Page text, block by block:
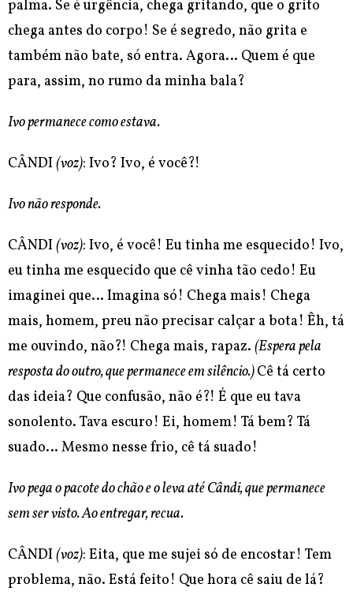
palma. Se é urgência, chega gritando, que o grito
chega antes do corpo! Se é segredo, não grita e
também não bate, só entra. Agora… Quem é que
para, assim, no rumo da minha bala?
Ivo permanece como estava.
CÂNDI (voz): Ivo? Ivo, é você?!
Ivo não responde.
CÂNDI (voz): Ivo, é você! Eu tinha me esquecido! Ivo,
eu tinha me esquecido que cê vinha tão cedo! Eu
imaginei que… Imagina só! Chega mais! Chega
mais, homem, preu não precisar calçar a bota! Êh, tá
me ouvindo, não?! Chega mais, rapaz. (Espera pela
resposta do outro, que permanece em silêncio.)Cê tá certo
das ideia? Que confusão, não é?! É que eu tava
sonolento. Tava escuro! Ei, homem! Tá bem? Tá
suado… Mesmo nesse frio, cê tá suado!
Ivo pega o pacote do chão e o leva até Cândi, que permanece
sem ser visto.Ao entregar, recua.
CÂNDI (voz): Eita, que me sujei só de encostar! Tem
problema, não. Está feito! Que hora cê saiu de lá?